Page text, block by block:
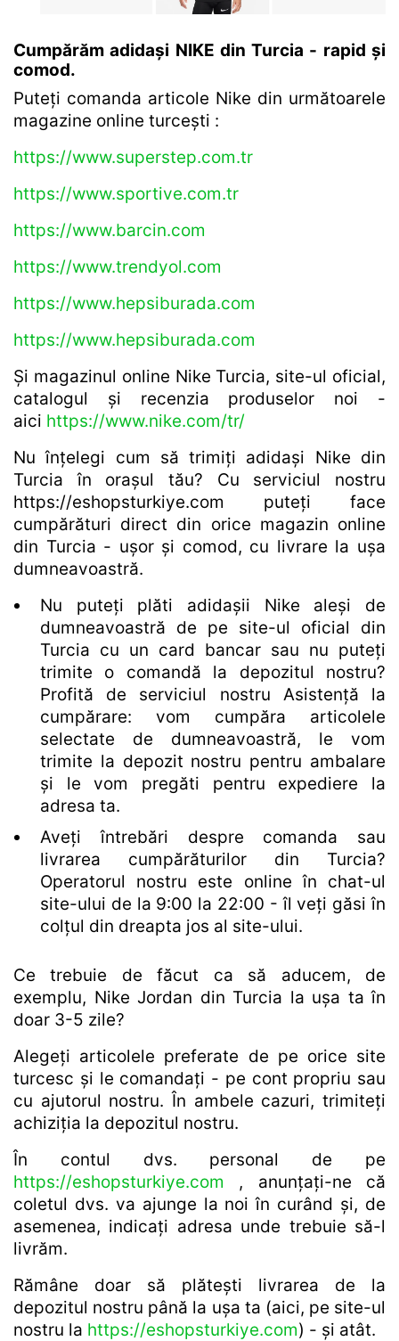
Cumpărăm adidași NIKE din Turcia - rapid și
comod.
Puteți comanda articole Nike din următoarele
magazine online turcești :
https://www.superstep.com.tr
https://www.sportive.com.tr
https://www.barcin.com
https://www.trendyol.com
https://www.hepsiburada.com
https://www.hepsiburada.com
Și magazinul online Nike Turcia, site-ul oficial,
catalogul și recenzia produselor noi -
aici https://www.nike.com/tr/
Nu înțelegi cum să trimiți adidași Nike din
Turcia în orașul tău? Cu serviciul nostru
https://eshopsturkiye.com puteți face
cumpărături direct din orice magazin online
din Turcia - ușor și comod, cu livrare la ușa
dumneavoastră.
Nu puteți plăti adidașii Nike aleși de
dumneavoastră de pe site-ul oficial din
Turcia cu un card bancar sau nu puteți
trimite o comandă la depozitul nostru?
Profită de serviciul nostru Asistență la
cumpărare: vom cumpăra articolele
selectate de dumneavoastră, le vom
trimite la depozit nostru pentru ambalare
și le vom pregăti pentru expediere la
adresa ta.
Aveți întrebări despre comanda sau
livrarea cumpărăturilor din Turcia?
Operatorul nostru este online în chat-ul
site-ului de la 9:00 la 22:00 - îl veți găsi în
colțul din dreapta jos al site-ului.
Ce trebuie de făcut ca să aducem, de
exemplu, Nike Jordan din Turcia la ușa ta în
doar 3-5 zile?
Alegeți articolele preferate de pe orice site
turcesc și le comandați - pe cont propriu sau
cu ajutorul nostru. În ambele cazuri, trimiteți
achiziția la depozitul nostru.
În contul dvs. personal de pe
https://eshopsturkiye.com , anunțați-ne că
coletul dvs. va ajunge la noi în curând și, de
asemenea, indicați adresa unde trebuie să-l
livrăm.
Rămâne doar să plătești livrarea de la
depozitul nostru până la ușa ta (aici, pe site-ul
nostru la https://eshopsturkiye.com) - și atât.